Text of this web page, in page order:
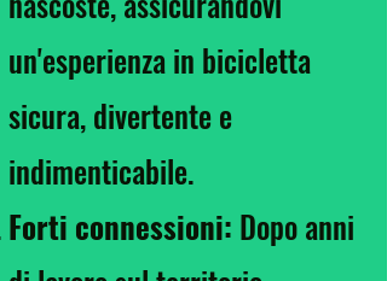
un'esperienza in bicicletta
sicura, divertente e
indimenticabile.
Forti connessioni: Dopo anni